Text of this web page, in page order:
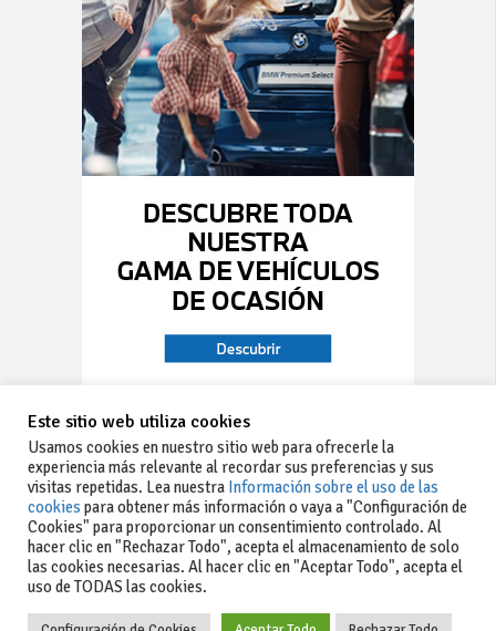
Este sitio web utiliza cookies
Usamos cookies en nuestro sitio web para ofrecerle la
experiencia más relevante al recordar sus preferencias y sus
visitas repetidas. Lea nuestra Información sobre el uso de las
cookies para obtener más información o vaya a "Configuración de
Cookies" para proporcionar un consentimiento controlado. Al
hacer clic en "Rechazar Todo", acepta el almacenamiento de solo
las cookies necesarias. Al hacer clic en "Aceptar Todo", acepta el
uso de TODAS las cookies.